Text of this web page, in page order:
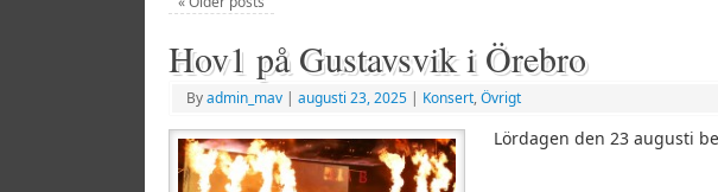
Hov1 på Gustavsvik i Örebro
Byadmin_mav | augusti 23, 2025 | Konsert,Övrigt
Lördagen den 23 augusti